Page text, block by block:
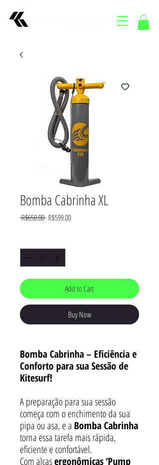
Bomba Cabrinha XL
R$650.00 Regular
R$599.00Sale
Add to Cart
Buy Now
Bomba Cabrinha – Eficiência e
Conforto para sua Sessão de
Kitesurf!
A preparação para sua sessão
começa com o enchimento da sua
pipa ou asa, e a Bomba Cabrinha
torna essa tarefa mais rápida,
eficiente e confortável.
Com alçasergonômicas ‘Pump